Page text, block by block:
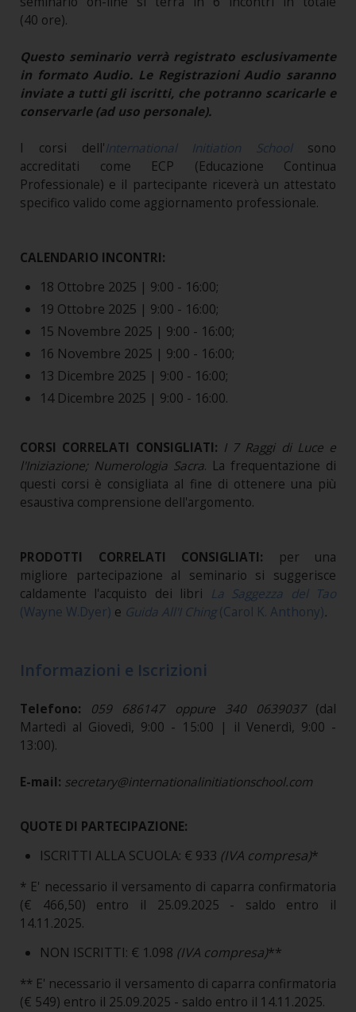
(40 ore).
Questo seminario verrà registrato esclusivamente
in formato Audio. Le Registrazioni Audio saranno
inviate a tutti gli iscritti, che potranno scaricarle e
conservarle (ad uso personale).
I corsi dell'International Initiation Schoolsono
accreditati come ECP (Educazione Continua
Professionale) e il partecipante riceverà un attestato
specifico valido come aggiornamento professionale.
CALENDARIO INCONTRI:
18 Ottobre 2025 | 9:00 - 16:00;
19 Ottobre 2025 | 9:00 - 16:00;
15 Novembre 2025 | 9:00 - 16:00;
16 Novembre 2025 | 9:00 - 16:00;
13 Dicembre 2025 | 9:00 - 16:00;
14 Dicembre 2025 | 9:00 - 16:00.
CORSI CORRELATI CONSIGLIATI: I 7 Raggi di Luce e
l'Iniziazione; Numerologia Sacra. La frequentazione di
questi corsi è consigliata al fine di ottenere una più
esaustiva comprensione dell'argomento.
PRODOTTI CORRELATI CONSIGLIATI:
per una
migliore partecipazione al seminario si suggerisce
caldamente l'acquisto dei libri
La Saggezza del Tao
(Wayne W.Dyer) e Guida All'I Ching(Carol K. Anthony).
Informazioni e Iscrizioni
Telefono: 059 686147 oppure 340 0639037 (dal
Martedì al Giovedì, 9:00 - 15:00 | il Venerdì, 9:00 -
13:00).
E-mail: secretary@internationalinitiationschool.com
QUOTE DI PARTECIPAZIONE:
ISCRITTI ALLA SCUOLA: € 933 (IVA compresa)*
* E' necessario il versamento di caparra confirmatoria
(€ 466,50) entro il 25.09.2025 - saldo entro il
14.11.2025.
NON ISCRITTI: € 1.098 (IVA compresa)**
** E' necessario il versamento di caparra confirmatoria
(€ 549) entro il 25.09.2025 - saldo entro il 14.11.2025.